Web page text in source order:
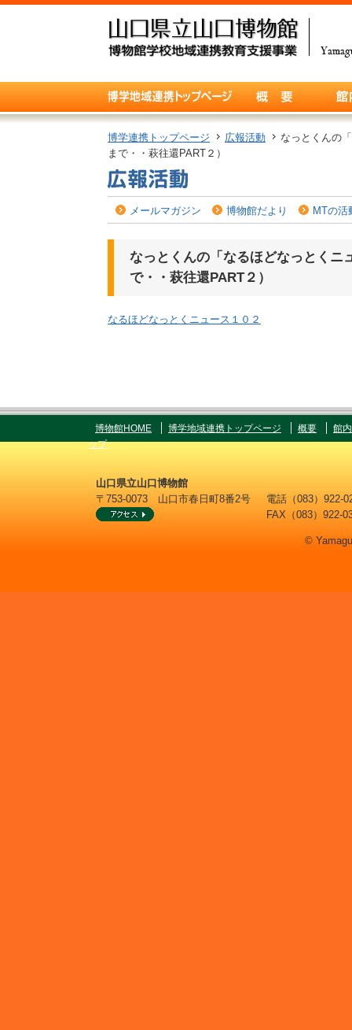
博学連携トップページ 広報活動
なっとくんの
まで・・萩往還PART２）
メールマガジン 博物館だより MTの活
なっとくんの「なるほどなっとく
で・・萩往還PART２）
なるほどなっとくニュース１０２
博物館HOME 博学地域連携トップページ 概要
館
ップ
山口県立山口博物館
〒753-0073 山口市春日町8番2号
電話（083）922-
FAX（083）922-
©